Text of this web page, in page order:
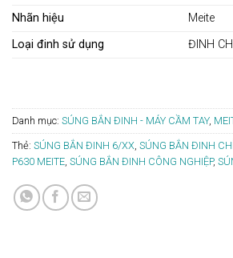
Nhãn hiệu
Meite
Loại đinh sử dụng
ĐINH
Danh mục: SÚNG BẮN ĐINH - MÁY CẦM TAY,
Thẻ: SÚNG BẮN ĐINH 6/XX, SÚNG BẮN ĐINH CHỈ
P630 MEITE, SÚNG BẮN ĐINH CÔNG NGHIỆP,